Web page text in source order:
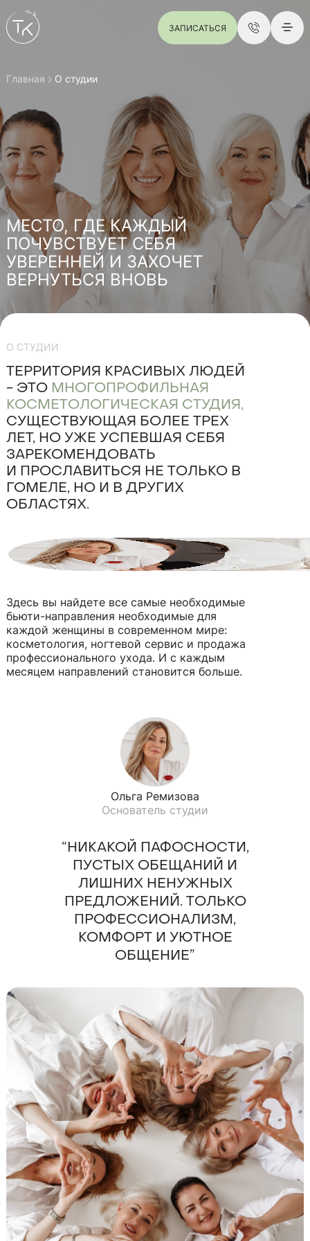
ЗАПИСАТЬСЯ
Главная О студии
МЕСТО, ГДЕ КАЖДЫЙ
ПОЧУВСТВУЕТ СЕБЯ
УВЕРЕННЕЙ И ЗАХОЧЕТ
ВЕРНУТЬСЯ ВНОВЬ
О СТУДИИ
ТЕРРИТОРИЯ КРАСИВЫХ ЛЮДЕЙ
- ЭТО МНОГОПРОФИЛЬНАЯ
КОСМЕТОЛОГИЧЕСКАЯ СТУДИЯ,
СУЩЕСТВУЮЩАЯ БОЛЕЕ ТРЕХ
ЛЕТ, НО УЖЕ УСПЕВШАЯ СЕБЯ
ЗАРЕКОМЕНДОВАТЬ
И ПРОСЛАВИТЬСЯ НЕ ТОЛЬКО В
ГОМЕЛЕ, НО И В ДРУГИХ
ОБЛАСТЯХ.
Здесь вы найдете все самые необходимые
бьюти-направления необходимые для
каждой женщины в современном мире:
косметология, ногтевой сервис и продажа
профессионального ухода. И с каждым
месяцем направлений становится больше.
Ольга Ремизова
Основатель студии
“НИКАКОЙ ПАФОСНОСТИ,
ПУСТЫХ ОБЕЩАНИЙ И
ЛИШНИХ НЕНУЖНЫХ
ПРЕДЛОЖЕНИЙ. ТОЛЬКО
ПРОФЕССИОНАЛИЗМ,
КОМФОРТ И УЮТНОЕ
ОБЩЕНИЕ”